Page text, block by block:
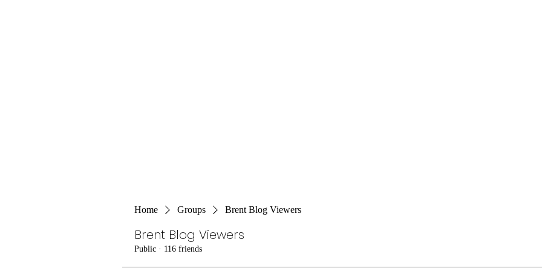
Home Groups Brent Blog Viewers
Brent Blog Viewers
Public · 116 friends